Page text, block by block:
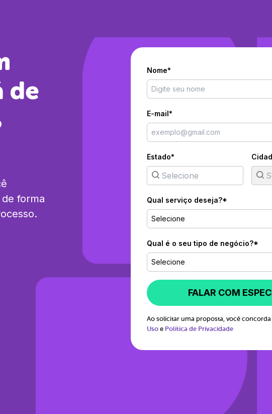
de
de forma
Nome*
E-mail*
Estado*
Qual serviço deseja?*
Selecione
Qual é o seu tipo de negócio?*
Selecione
FALAR COM
Ao solicitar uma proposta, você
Uso e Política de Privacidade